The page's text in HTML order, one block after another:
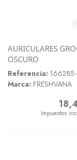
AURICULARES
OSCURO
Referencia: 166285-
Marca: FRESHVANA
Precio
Impuestos